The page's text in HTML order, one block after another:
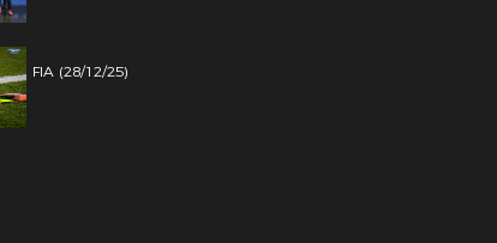
FIA (28/12/25)